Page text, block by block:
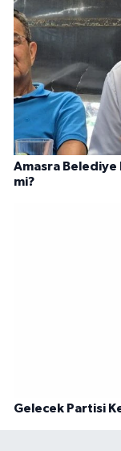
Amasra Belediye
mi?
Gelecek Partisi